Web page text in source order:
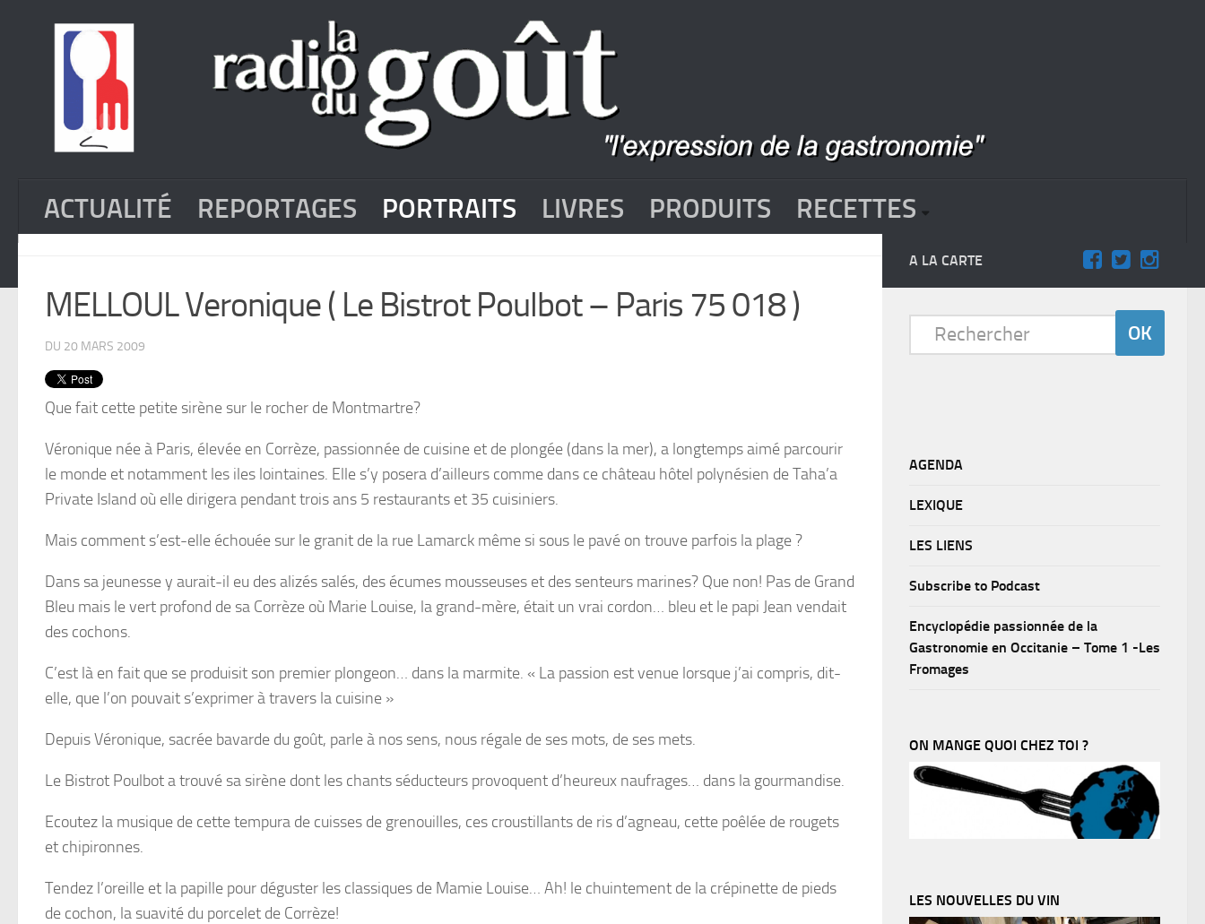
ACTUALITÉ REPORTAGES PORTRAITS LIVRES PRODUITS RECETTES
MELLOUL Veronique ( Le Bistrot Poulbot – Paris 75 018 )
DU 20 MARS 2009
Que fait cette petite sirène sur le rocher de Montmartre?
Véronique née à Paris, élevée en Corrèze, passionnée de cuisine et de plongée (dans la mer), a longtemps aimé parcourir
le monde et notamment les iles lointaines. Elle s’y posera d’ailleurs comme dans ce château hôtel polynésien de Taha’a
Private Island où elle dirigera pendant trois ans 5 restaurants et 35 cuisiniers.
Mais comment s’est-elle échouée sur le granit de la rue Lamarck même si sous le pavé on trouve parfois la plage ?
Dans sa jeunesse y aurait-il eu des alizés salés, des écumes mousseuses et des senteurs marines? Que non! Pas de Grand
Bleu mais le vert profond de sa Corrèze où Marie Louise, la grand-mère, était un vrai cordon… bleu et le papi Jean vendait
des cochons.
C’est là en fait que se produisit son premier plongeon… dans la marmite. « La passion est venue lorsque j’ai compris, dit-
elle, que l’on pouvait s’exprimer à travers la cuisine »
Depuis Véronique, sacrée bavarde du goût, parle à nos sens, nous régale de ses mots, de ses mets.
Le Bistrot Poulbot a trouvé sa sirène dont les chants séducteurs provoquent d’heureux naufrages… dans la gourmandise.
Ecoutez la musique de cette tempura de cuisses de grenouilles, ces croustillants de ris d’agneau, cette poêlée de rougets
et chipironnes.
Tendez l’oreille et la papille pour déguster les classiques de Mamie Louise… Ah! le chuintement de la crépinette de pieds
de cochon, la suavité du porcelet de Corrèze!
A LA CARTE
AGENDA
LEXIQUE
LES LIENS
Subscribe to Podcast
Encyclopédie passionnée de la
Gastronomie en Occitanie – Tome 1 -Les
Fromages
ON MANGE QUOI CHEZ TOI ?
LES NOUVELLES DU VIN